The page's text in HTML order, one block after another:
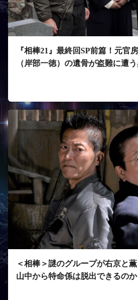
『相棒21』最終回SP前篇！元官
（岸部一徳）の遺骨が盗難に遭
＜相棒＞謎のグループが右京と
山中から特命係は脱出できるのか